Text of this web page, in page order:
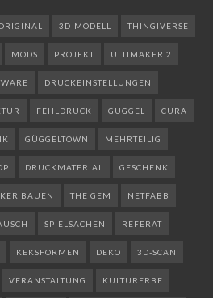
3D-MODELL THINGIVERSE
MODS PROJEKT ULTIMAKER 2
DRUCKEINSTELLUNGEN
FEHLDRUCK GÜGGEL CURA
GÜGGELTOWN MEHRTEILIG
DRUCKMATERIAL GESCHENK
BAUEN THE GEM NETFABB
SPIELSACHEN REFERAT
KEKSFORMEN DEKO 3D-SCAN
VERANSTALTUNG KULTURERBE